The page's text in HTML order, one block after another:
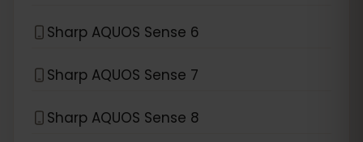
Sharp AQUOS Sense 6
Sharp AQUOS Sense 7
Sharp AQUOS Sense 8